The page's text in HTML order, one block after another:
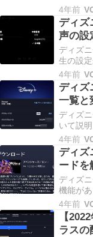
いたい
ィズニ
うな専
ドはあ
All
4年前
ディズ
声の設
い場合
ディズ
生の設
ができ
法」 「
は？字
くい場
...
ス All
4年前
ディズ
一覧と
て支払
ディズ
いて説
方法は
ってこ
払い方
トカー
...
ス All
4年前
ディズ
ードを
点・疑
ディズ
機能が
ロード
品を外
ディズ
能を活
4年前
【
ラスの